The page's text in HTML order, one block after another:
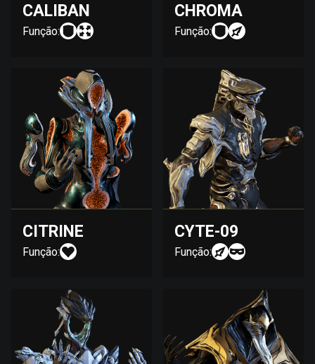
CALIBAN
Função:
CHROMA
Função:
CITRINE
Função:
CYTE-09
Função: